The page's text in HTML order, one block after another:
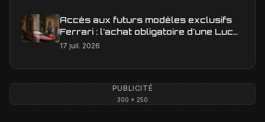
Accès aux futurs modèles exclusifs
Ferrari : l'achat obligatoire d'une Luce
est-il une réalité ?
17 juil. 2026
PUBLICITÉ
300 × 250